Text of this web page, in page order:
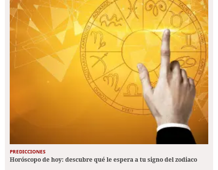
PREDICCIONES
Horóscopo de hoy: descubre qué le espera a tu signo del zodiaco